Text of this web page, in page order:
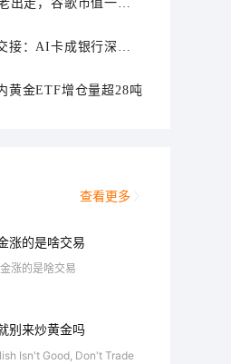
出走，谷歌市值一日
接：AI卡成银行深耕
黄金ETF增仓量超28吨
查看更多
涨的是啥交易
涨的是啥交易
别来炒黄金吗
Isn't Good, Don't Trade